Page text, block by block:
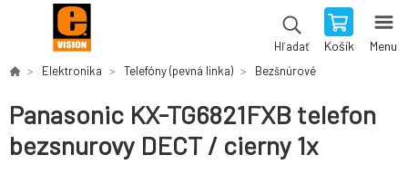
Hľadať Košík Menu
Elektronika Telefóny (pevná linka) Bezšnúrové
Panasonic KX-TG6821FXB telefon
bezsnurovy DECT / cierny 1x